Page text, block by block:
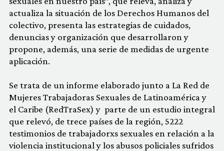
actualiza la situación de los Derechos Humanos del
colectivo, presenta las estrategias de cuidados,
denuncias y organización que desarrollaron y
propone, además, una serie de medidas de urgente
aplicación.
Se trata de un informe elaborado junto a La Red de
Mujeres Trabajadoras Sexuales de Latinoamérica y
el Caribe (RedTraSex) y parte de un estudio integral
que relevó, de trece países de la región, 5222
testimonios de trabajadorxs sexuales en relación a la
violencia institucional y los abusos policiales sufridos